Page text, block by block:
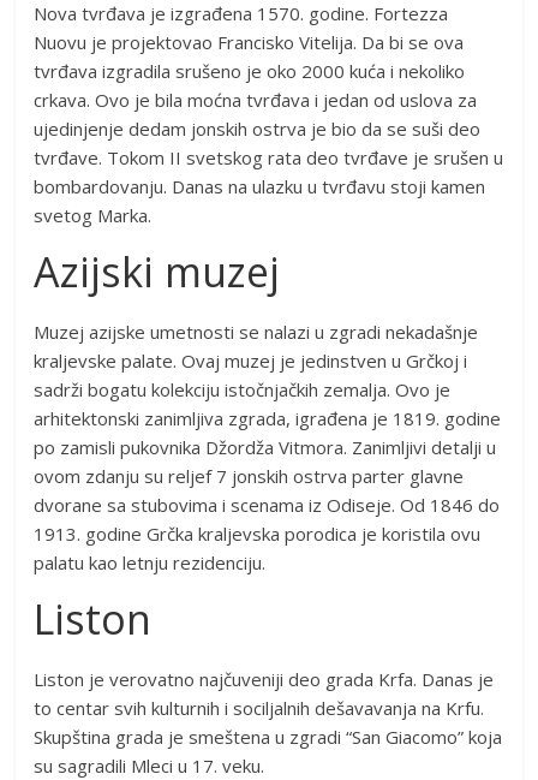
Nova tvrđava je izgrađena 1570. godine. Fortezza
Nuovu je projektovao Francisko Vitelija. Da bi se ova
tvrđava izgradila srušeno je oko 2000 kuća i nekoliko
crkava. Ovo je bila moćna tvrđava i jedan od uslova za
ujedinjenje dedam jonskih ostrva je bio da se suši deo
tvrđave. Tokom II svetskog rata deo tvrđave je srušen u
bombardovanju. Danas na ulazku u tvrđavu stoji kamen
svetog Marka.
Azijski muzej
Muzej azijske umetnosti se nalazi u zgradi nekadašnje
kraljevske palate. Ovaj muzej je jedinstven u Grčkoj i
sadrži bogatu kolekciju istočnjačkih zemalja. Ovo je
arhitektonski zanimljiva zgrada, igrađena je 1819. godine
po zamisli pukovnika Džordža Vitmora. Zanimljivi detalji u
ovom zdanju su reljef 7 jonskih ostrva parter glavne
dvorane sa stubovima i scenama iz Odiseje. Od 1846 do
1913. godine Grčka kraljevska porodica je koristila ovu
palatu kao letnju rezidenciju.
Liston
Liston je verovatno najčuveniji deo grada Krfa. Danas je
to centar svih kulturnih i sociljalnih dešavavanja na Krfu.
Skupština grada je smeštena u zgradi “San Giacomo” koja
su sagradili Mleci u 17. veku.